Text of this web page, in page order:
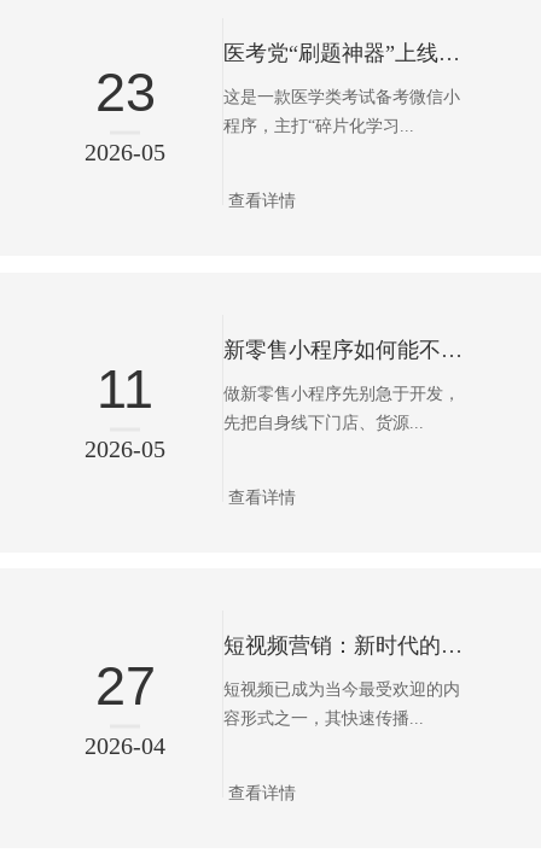
23
2026-05
医考党“刷题神器”上线，这款小程序把备考搬上了微信
这是一款医学类考试备考微信小
程序，主打“碎片化学习...
查看详情
11
2026-05
新零售小程序如何能不踩坑
做新零售小程序先别急于开发，
先把自身线下门店、货源...
查看详情
27
2026-04
短视频营销：新时代的流量增长引擎
短视频已成为当今最受欢迎的内
容形式之一，其快速传播...
查看详情